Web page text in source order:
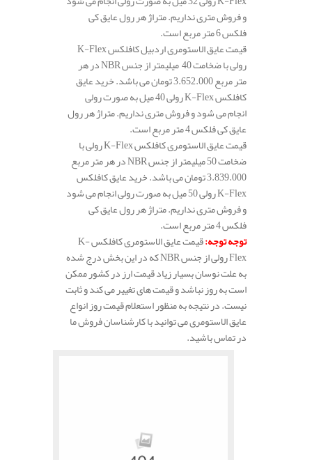
و فروش متری نداریم. متراژ هر رول عایق کی
فلکس 6 متر مربع است.
قیمت عایق الاستومری اردبیل کافلکس K-Flex
رولی با ضخامت 40 میلیمتر از جنس NBR در هر
متر مربع 3.652.000 تومان می باشد. خرید عایق
کافلکس K-Flex رولی 40 میل به صورت رولی
انجام می شود و فروش متری نداریم. متراژ هر رول
عایق کی فلکس 4 متر مربع است.
قیمت عایق الاستومری کافلکس K-Flex رولی با
ضخامت 50 میلیمتر از جنس NBR در هر متر مربع
3.839.000 تومان می باشد. خرید عایق کافلکس
K-Flex رولی 50 میل به صورت رولی انجام می شود
و فروش متری نداریم. متراژ هر رول عایق کی
فلکس 4 متر مربع است.
توجه توجه:
قیمت عایق الاستومری کافلکس K-
Flex رولی از جنس NBR که در این بخش درج شده
به علت نوسان بسیار زیاد قیمت ارز در کشور ممکن
است به روز نباشد و قیمت های تغییر می کند و ثابت
نیست. در نتیجه به منظور استعلام قیمت روز انواع
عایق الاستومری می توانید با کارشناسان فروش ما
در تماس باشید.